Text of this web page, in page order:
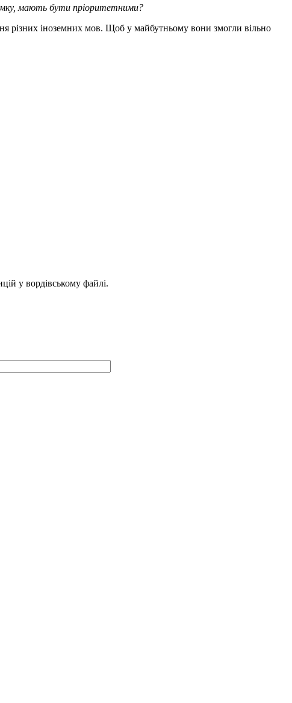
мають бути пріоритетними?
різних іноземних мов. Щоб у майбутньому вони змогли вільно
у вордівському файлі.